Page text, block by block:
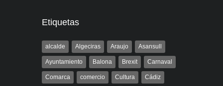
Etiquetas
alcalde Algeciras Araujo Asansull
Ayuntamiento Balona Brexit Carnaval
Comarca comercio Cultura Cádiz